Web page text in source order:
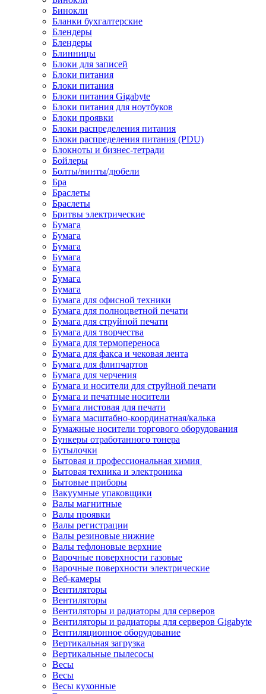
Бинокли
Бланки бухгалтерские
Блендеры
Блендеры
Блинницы
Блоки для записей
Блоки питания
Блоки питания
Блоки питания Gigabyte
Блоки питания для ноутбуков
Блоки проявки
Блоки распределения питания
Блоки распределения питания (PDU)
Блокноты и бизнес-тетради
Бойлеры
Болты/винты/дюбели
Бра
Браслеты
Браслеты
Бритвы электрические
Бумага
Бумага
Бумага
Бумага
Бумага
Бумага
Бумага
Бумага для офисной техники
Бумага для полноцветной печати
Бумага для струйной печати
Бумага для творчества
Бумага для термопереноса
Бумага для факса и чековая лента
Бумага для флипчартов
Бумага для черчения
Бумага и носители для струйной печати
Бумага и печатные носители
Бумага листовая для печати
Бумага масштабно-координатная/калька
Бумажные носители торгового оборудования
Бункеры отработанного тонера
Бутылочки
Бытовая и профессиональная химия
Бытовая техника и электроника
Бытовые приборы
Вакуумные упаковщики
Валы магнитные
Валы проявки
Валы регистрации
Валы резиновые нижние
Валы тефлоновые верхние
Варочные поверхности газовые
Варочные поверхности электрические
Веб-камеры
Вентиляторы
Вентиляторы
Вентиляторы и радиаторы для серверов
Вентиляторы и радиаторы для серверов Gigabyte
Вентиляционное оборудование
Вертикальная загрузка
Вертикальные пылесосы
Весы
Весы
Весы кухонные